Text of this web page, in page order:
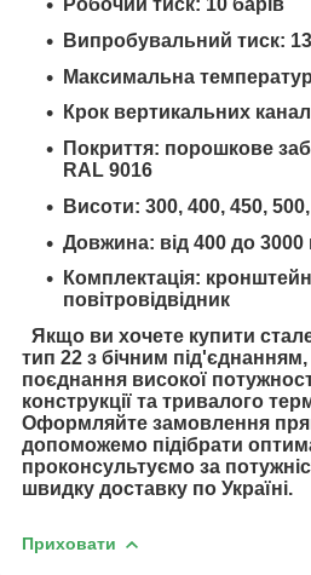
Робочий тиск: 10 барів
Випробувальний тиск:
Максимальна
Крок вертикальних
Покриття: порошкове
RAL 9016
Висоти: 300, 400, 450,
Довжина: від 400 до
Комплектація:
повітровідвідник
Якщо ви хочете купити
тип 22 з бічним
поєднання високої
конструкції та тривалого
Оформляйте замовлення
допоможемо підібрати
проконсультуємо за
швидку доставку по Україні.
Приховати